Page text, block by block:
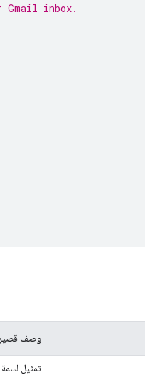
inbox.
وصف قصير
تمثيل لسمة XML